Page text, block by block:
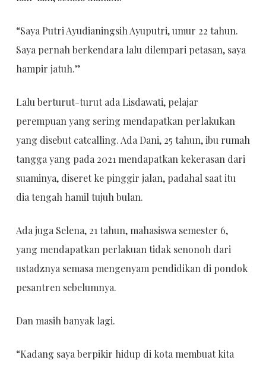
“Saya Putri Ayudianingsih Ayuputri, umur 22 tahun.
Saya pernah berkendara lalu dilempari petasan, saya
hampir jatuh.”
Lalu berturut-turut ada Lisdawati, pelajar
perempuan yang sering mendapatkan perlakukan
yang disebut catcalling. Ada Dani, 25 tahun, ibu rumah
tangga yang pada 2021 mendapatkan kekerasan dari
suaminya, diseret ke pinggir jalan, padahal saat itu
dia tengah hamil tujuh bulan.
Ada juga Selena, 21 tahun, mahasiswa semester 6,
yang mendapatkan perlakuan tidak senonoh dari
ustadznya semasa mengenyam pendidikan di pondok
pesantren sebelumnya.
Dan masih banyak lagi.
“Kadang saya berpikir hidup di kota membuat kita